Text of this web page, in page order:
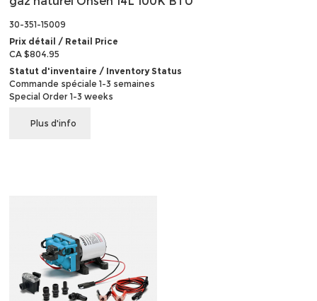
30-351-15009
Prix détail / Retail Price
CA $804.95
Statut d'inventaire / Inventory Status
Commande spéciale 1-3 semaines
Special Order 1-3 weeks
Plus d'info